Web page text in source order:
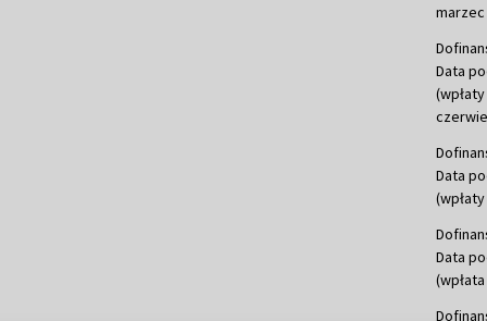
marzec
Data
Data
Data